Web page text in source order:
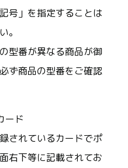
号」を指定することは
。
型番が異なる商品が御
ず商品の型番をご確認
ード
されているカードでポ
右下等に記載されてお